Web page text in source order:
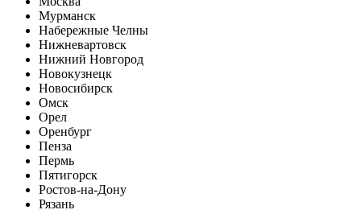
Мурманск
Набережные Челны
Нижневартовск
Нижний Новгород
Новокузнецк
Новосибирск
Омск
Орел
Оренбург
Пенза
Пермь
Пятигорск
Ростов-на-Дону
Рязань